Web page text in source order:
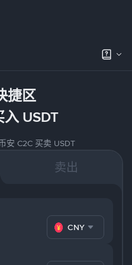
捷区
入 USDT
安 C2C 买卖 USDT
卖出
CNY